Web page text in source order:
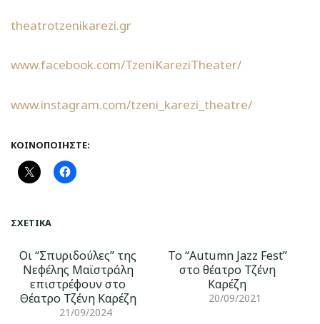
theatrotzenikarezi.gr
www.facebook.com/TzeniKareziTheater/
www.instagram.com/tzeni_karezi_theatre/
ΚΟΙΝΟΠΟΙΉΣΤΕ:
ΣΧΕΤΙΚΆ
Οι “Σπυριδούλες” της
Νεφέλης Μαϊστράλη
επιστρέφουν στο
Θέατρο Τζένη Καρέζη
21/09/2024
Το “Autumn Jazz Fest”
στο θέατρο Τζένη
Καρέζη
20/09/2021